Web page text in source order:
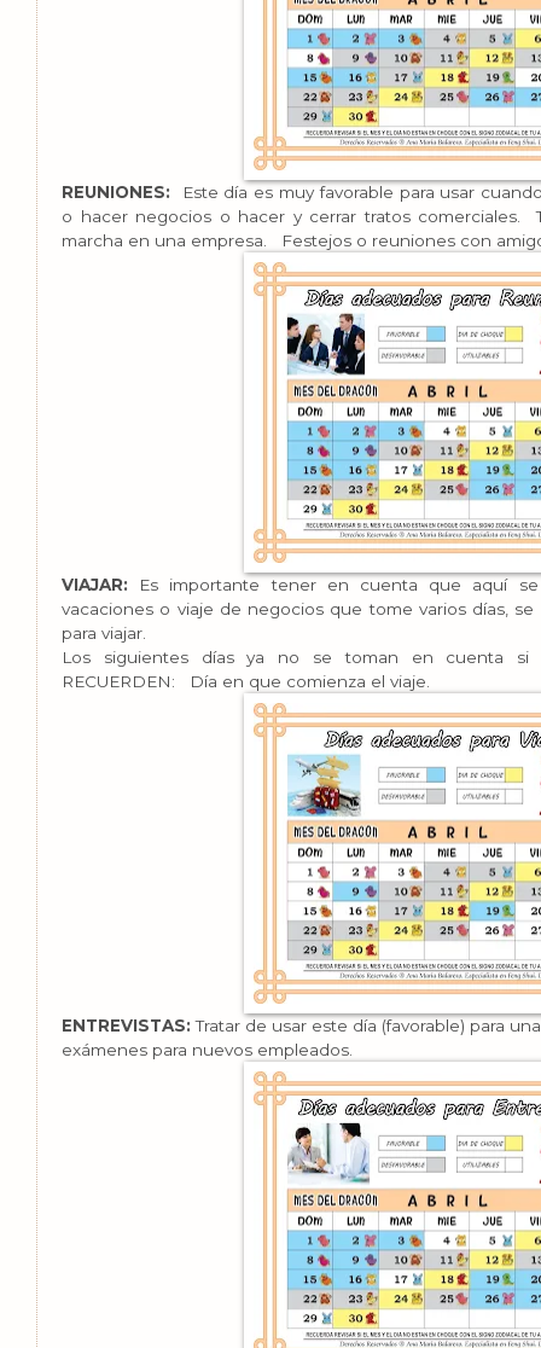
REUNIONES:
Este día es muy favorable para usar
o hacer negocios o hacer y cerrar tratos comerciales.
marcha en una empresa. Festejos o reuniones con
VIAJAR: Es importante tener en cuenta que aquí
vacaciones o viaje de negocios que tome varios días,
para viajar.
Los siguientes días ya no se toman en cuenta si
RECUERDEN:
Día en que comienza el viaje.
ENTREVISTAS:Tratar de usar este día (favorable) para
exámenes para nuevos empleados.